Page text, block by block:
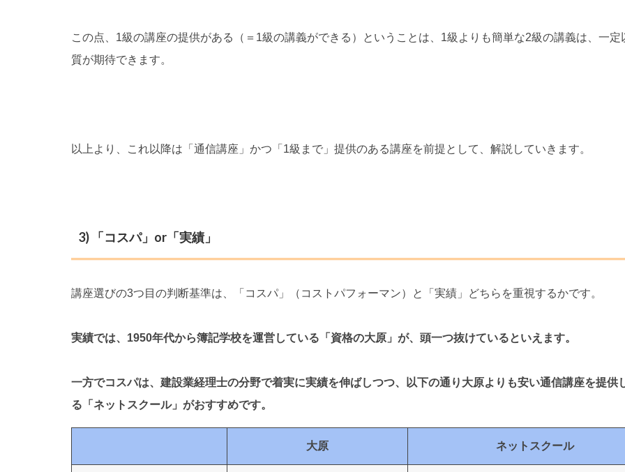
この点、1級の講座の提供がある（＝1級の講義ができる）ということは、1級よりも簡単な2級の講義は、一定
質が期待できます。
以上より、これ以降は「通信講座」かつ「1級まで」提供のある講座を前提として、解説していきます。
3) 「コスパ」or「実績」
講座選びの3つ目の判断基準は、「コスパ」（コストパフォーマン）と「実績」どちらを重視するかです。
実績では、1950年代から簿記学校を運営している「資格の大原」が、頭一つ抜けているといえます。
一方でコスパは、建設業経理士の分野で着実に実績を伸ばしつつ、以下の通り大原よりも安い通信講座を提供
る「ネットスクール」がおすすめです。
大原 ネットスクール